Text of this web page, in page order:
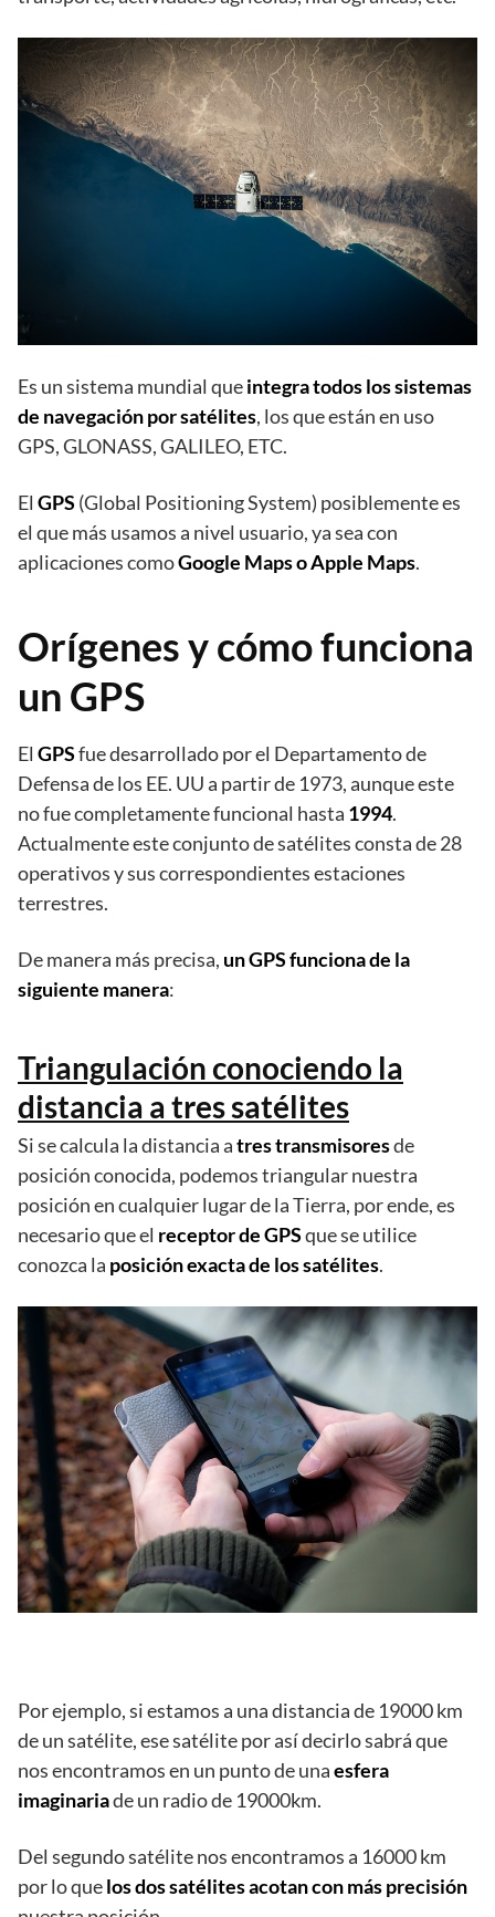
Es un sistema mundial queintegra todos los sistemas
de navegación por satélites, los que están en uso
GPS, GLONASS, GALILEO, ETC.
El GPS (Global Positioning System) posiblemente es
el que más usamos a nivel usuario, ya sea con
aplicaciones comoGoogle Maps o Apple Maps.
Orígenes y cómo funciona
un GPS
El GPSfue desarrollado por el Departamento de
Defensa de los EE. UU a partir de 1973, aunque este
no fue completamente funcional hasta 1994.
Actualmente este conjunto de satélites consta de 28
operativos y sus correspondientes estaciones
terrestres.
De manera más precisa, un GPS funciona de la
siguiente manera:
Triangulación conociendo la
distancia a tres satélites
Si se calcula la distancia atres transmisoresde
posición conocida, podemos triangular nuestra
posición en cualquier lugar de la Tierra, por ende, es
necesario que el receptor de GPSque se utilice
conozca la posición exacta de los satélites.
Por ejemplo, si estamos a una distancia de 19000 km
de un satélite, ese satélite por así decirlo sabrá que
nos encontramos en un punto de unaesfera
imaginariade un radio de 19000km.
Del segundo satélite nos encontramos a 16000 km
por lo quelos dos satélites acotan con más precisión